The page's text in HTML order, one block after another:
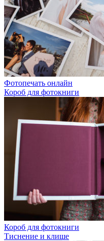
Фотопечать онлайн
Короб для фотокниги
Короб для фотокниги
Тиснение и клише